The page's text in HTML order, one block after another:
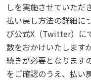
しを実施させていただ
払い戻し方法の詳細に
び公式X（Twitter）に
数をおかけいたします
続きが必要となります
をご確認のうえ、払い